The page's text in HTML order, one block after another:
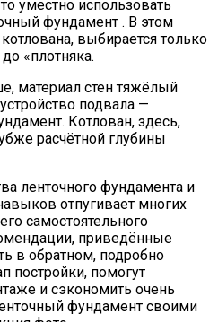
уместно использовать
фундамент . В этом
выбирается только
«плотняка.
материал стен тяжёлый
подвала —
Котлован, здесь,
расчётной глубины
ленточного фундамента и
отпугивает многих
самостоятельного
приведённые
в обратном, подробно
постройки, помогут
и сэкономить очень
фундамент своими